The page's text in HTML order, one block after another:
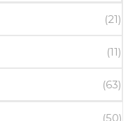
(21)
(11)
(63)
(50)